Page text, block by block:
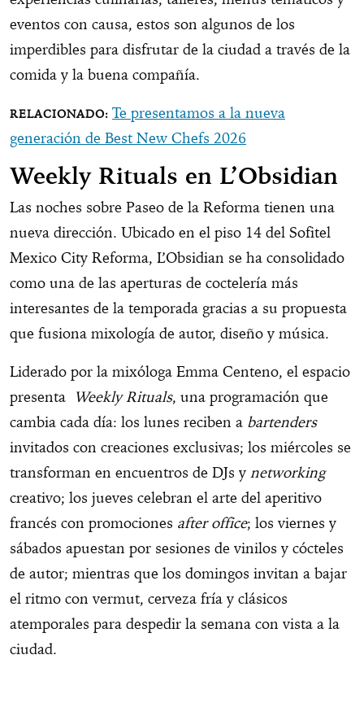
eventos con causa, estos son algunos de los
imperdibles para disfrutar de la ciudad a través de la
comida y la buena compañía.
Te presentamos a la nueva
generación de Best New Chefs 2026
Weekly Rituals en L’Obsidian
Las noches sobre Paseo de la Reforma tienen una
nueva dirección. Ubicado en el piso 14 del Sofitel
Mexico City Reforma, L’Obsidian se ha consolidado
como una de las aperturas de coctelería más
interesantes de la temporada gracias a su propuesta
que fusiona mixología de autor, diseño y música.
Liderado por la mixóloga Emma Centeno, el espacio
presenta Weekly Rituals, una programación que
cambia cada día: los lunes reciben a bartenders
invitados con creaciones exclusivas; los miércoles se
transforman en encuentros de DJs y networking
creativo; los jueves celebran el arte del aperitivo
francés con promociones after office; los viernes y
sábados apuestan por sesiones de vinilos y cócteles
de autor; mientras que los domingos invitan a bajar
el ritmo con vermut, cerveza fría y clásicos
atemporales para despedir la semana con vista a la
ciudad.